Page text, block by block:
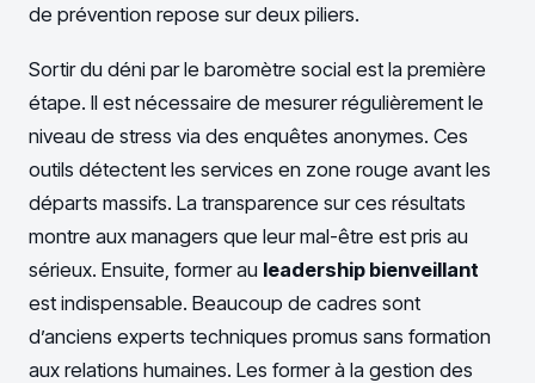
de prévention repose sur deux piliers.
Sortir du déni par le baromètre social est la première
étape. Il est nécessaire de mesurer régulièrement le
niveau de stress via des enquêtes anonymes. Ces
outils détectent les services en zone rouge avant les
départs massifs. La transparence sur ces résultats
montre aux managers que leur mal-être est pris au
sérieux. Ensuite, former au leadership bienveillant
est indispensable. Beaucoup de cadres sont
d’anciens experts techniques promus sans formation
aux relations humaines. Les former à la gestion des